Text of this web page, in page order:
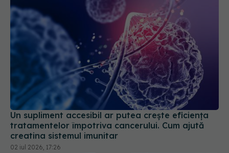
Un supliment accesibil ar putea crește eficiența
tratamentelor împotriva cancerului. Cum ajută
creatina sistemul imunitar
02 iul 2026, 17:26